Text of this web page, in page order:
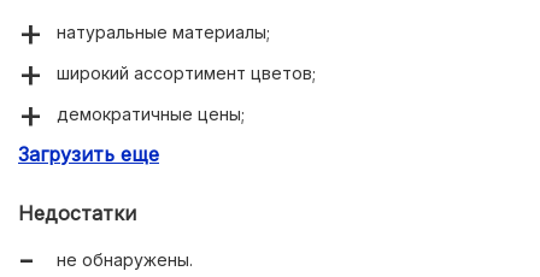
натуральные материалы;
широкий ассортимент цветов;
демократичные цены;
удобная конструкция.
Загрузить еще
Недостатки
не обнаружены.